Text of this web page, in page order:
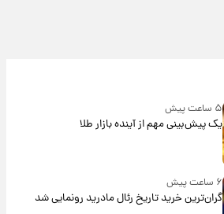
۵ ساعت پیش
یک پیش‌بینی مهم از آینده بازار طلا
۶ ساعت پیش
گران‌ترین خرید تاریخ رئال مادرید رونمایی شد